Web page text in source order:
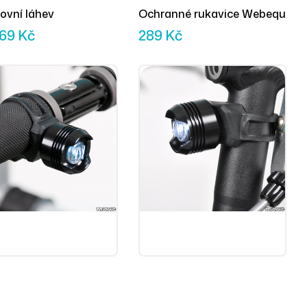
láhev
Kč
Ochranné rukavice Webequ
289 Kč